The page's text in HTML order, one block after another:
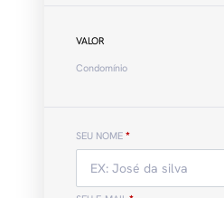
VALOR
Condomínio
SEU NOME *